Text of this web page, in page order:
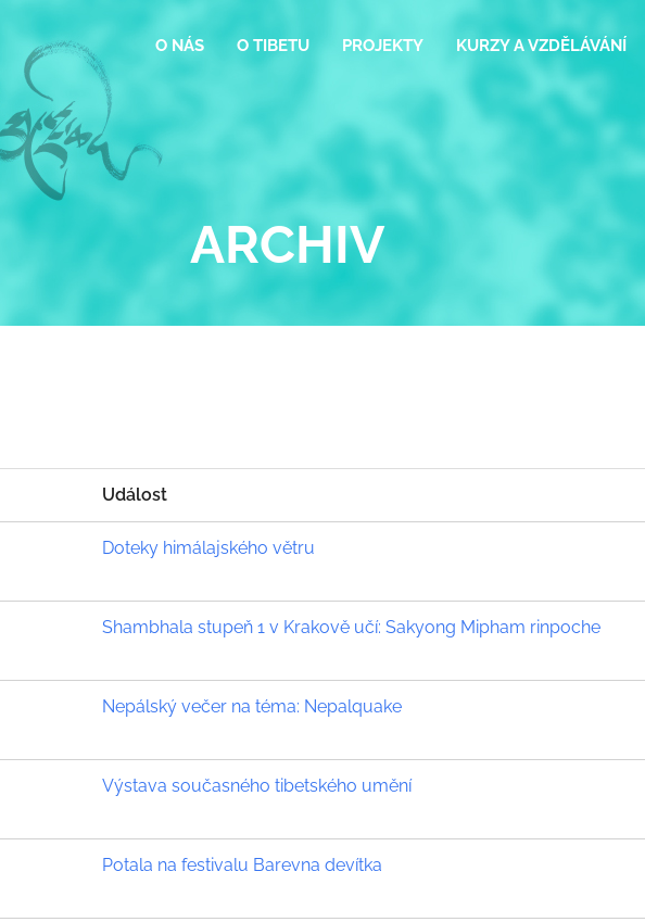
O NÁS O TIBETU PROJEKTY KURZY A VZDĚLÁVÁNÍ
ARCHIV
Událost
Doteky himálajského větru
Shambhala stupeň 1 v Krakově učí: Sakyong Mipham rinpoche
Nepálský večer na téma: Nepalquake
Výstava současného tibetského umění
Potala na festivalu Barevna devítka